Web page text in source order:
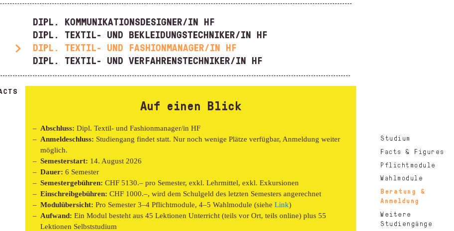
DIPL. KOMMUNIKATIONSDESIGNER/IN HF
DIPL. TEXTIL- UND BEKLEIDUNGSTECHNIKER/IN HF
DIPL. TEXTIL- UND FASHIONMANAGER/IN HF
DIPL. TEXTIL- UND VERFAHRENSTECHNIKER/IN HF
Auf einen Blick
Abschluss: Dipl. Textil- und Fashionmanager/in HF
Anmeldeschluss: Studiengang findet statt. Nur noch wenige Plätze verfügbar, Anmeldung weiter
möglich.
Semesterstart: 14. August 2026
Dauer: 6 Semester
Semestergebühren: CHF 5130.– pro Semester, exkl. Lehrmittel, exkl. Exkursionen
Einschreibgebühren: CHF 1000.–, wird dem Schulgeld des letzten Semesters angerechnet
Modulübersicht: Pro Semester 3–4 Pflichtmodule, 4–5 Wahlmodule (siehe Link)
Aufwand: Ein Modul besteht aus 45 Lektionen Unterricht (teils vor Ort, teils online) plus 55
Lektionen Selbststudium
Studium
Facts & Figures
Pflichtmodule
Wahlmodule
Beratung &
Anmeldung
Weitere
Studiengänge